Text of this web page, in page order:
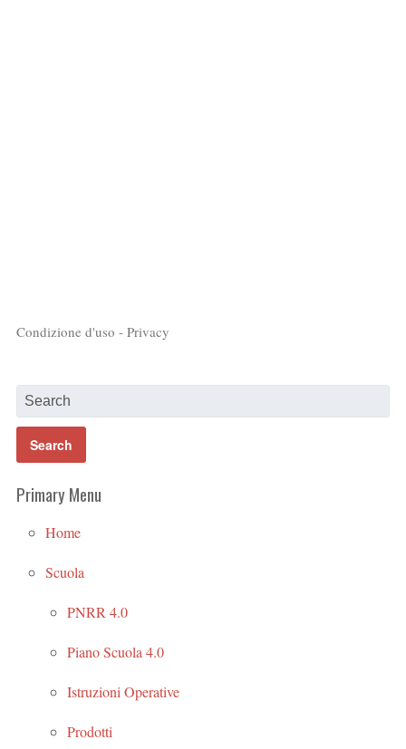
Condizione d'uso - Privacy
Primary Menu
Home
Scuola
PNRR 4.0
Piano Scuola 4.0
Istruzioni Operative
Prodotti